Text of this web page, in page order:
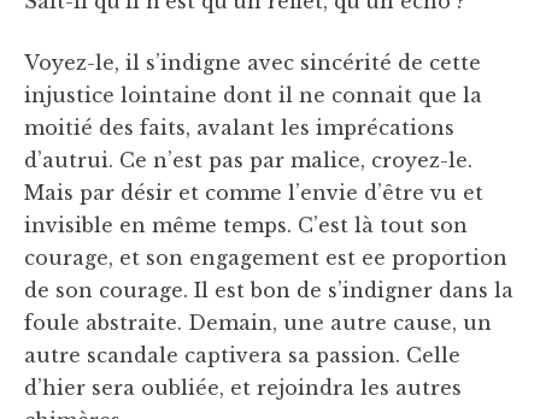
Voyez-le, il s’indigne avec sincérité de cette
injustice lointaine dont il ne connait que la
moitié des faits, avalant les imprécations
d’autrui. Ce n’est pas par malice, croyez-le.
Mais par désir et comme l’envie d’être vu et
invisible en même temps. C’est là tout son
courage, et son engagement est ee proportion
de son courage. Il est bon de s’indigner dans la
foule abstraite. Demain, une autre cause, un
autre scandale captivera sa passion. Celle
d’hier sera oubliée, et rejoindra les autres